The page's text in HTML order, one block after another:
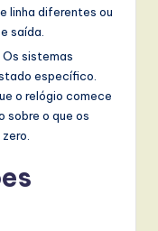
linha diferentes ou
saída.
Os sistemas
específico.
o relógio comece
sobre o que os